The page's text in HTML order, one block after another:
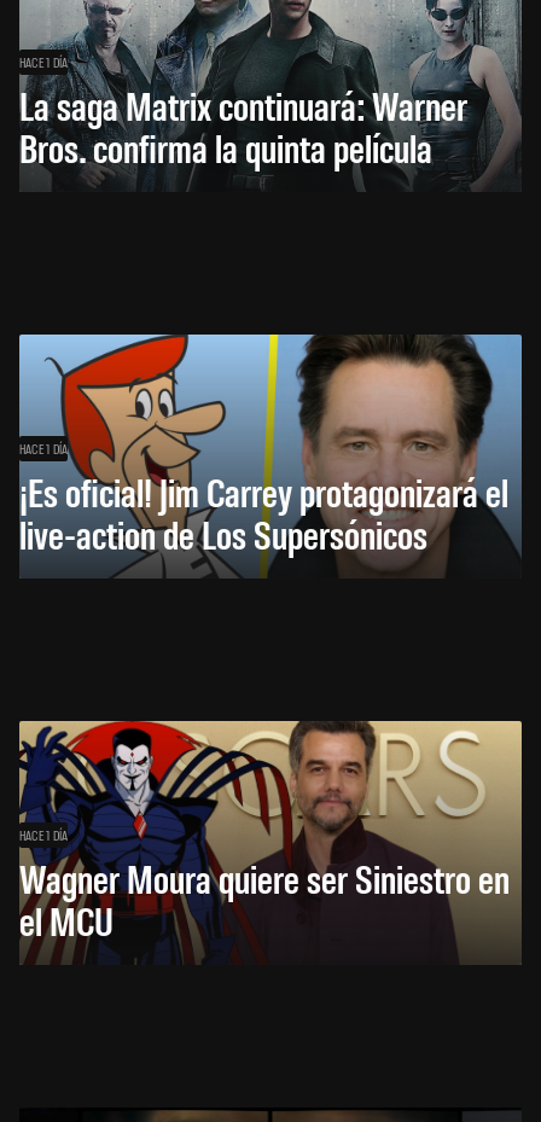
HACE 1 DÍA
La saga Matrix continuará: Warner
Bros. confirma la quinta película
HACE 1 DÍA
¡Es oficial! Jim Carrey protagonizará el
live-action de Los Supersónicos
HACE 1 DÍA
Wagner Moura quiere ser Siniestro en
el MCU